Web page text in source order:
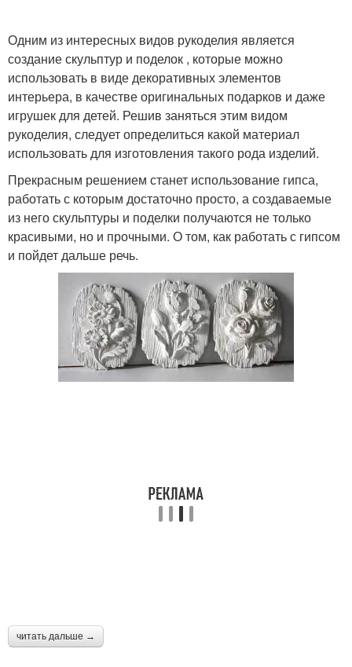
Одним из интересных видов рукоделия является
создание скульптур и поделок , которые можно
использовать в виде декоративных элементов
интерьера, в качестве оригинальных подарков и даже
игрушек для детей. Решив заняться этим видом
рукоделия, следует определиться какой материал
использовать для изготовления такого рода изделий.
Прекрасным решением станет использование гипса,
работать с которым достаточно просто, а создаваемые
из него скульптуры и поделки получаются не только
красивыми, но и прочными. О том, как работать с гипсом
и пойдет дальше речь.
читать дальше →